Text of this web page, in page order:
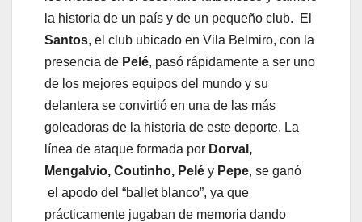
la historia de un país y de un pequeño club. El
Santos, el club ubicado en Vila Belmiro, con la
presencia de Pelé, pasó rápidamente a ser uno
de los mejores equipos del mundo y su
delantera se convirtió en una de las más
goleadoras de la historia de este deporte. La
línea de ataque formada por Dorval,
Mengalvio, Coutinho, Pelé y Pepe, se ganó
el apodo del “ballet blanco”, ya que
prácticamente jugaban de memoria dando